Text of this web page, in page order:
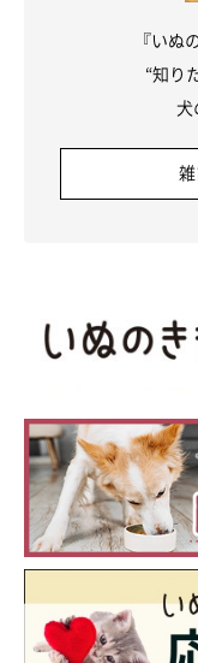
生後9カ月に
『いぬ
“知り
犬